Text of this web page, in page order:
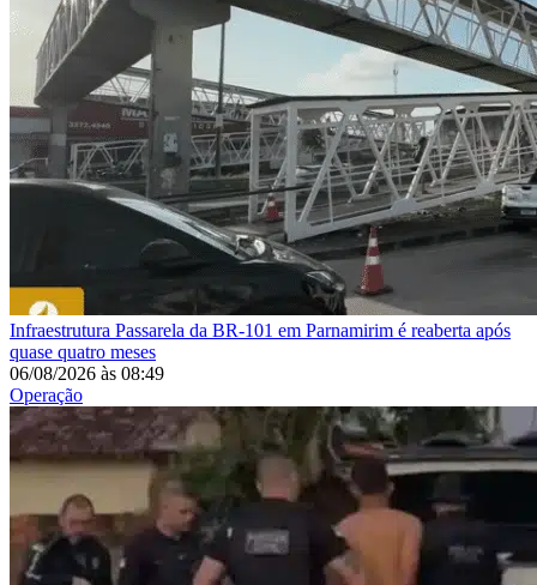
Infraestrutura Passarela da BR-101 em Parnamirim é reaberta após
quase quatro meses
06/08/2026 às 08:49
Operação